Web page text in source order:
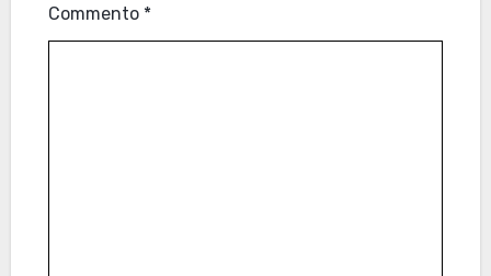
Commento *